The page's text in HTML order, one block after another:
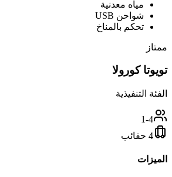
مياه معدنية
شواحن USB
تحكم بالمناخ
ممتاز
تويوتا كورولا
الفئة التنفيذية
1-4
4 حقائب
الميزات